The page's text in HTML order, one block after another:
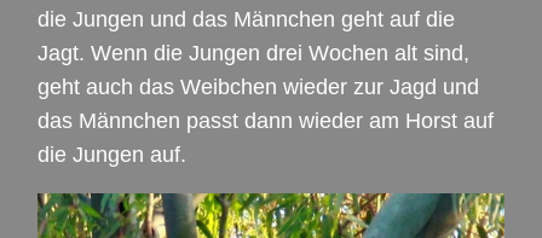
die Jungen und das Männchen geht auf die
Jagt. Wenn die Jungen drei Wochen alt sind,
geht auch das Weibchen wieder zur Jagd und
das Männchen passt dann wieder am Horst auf
die Jungen auf.